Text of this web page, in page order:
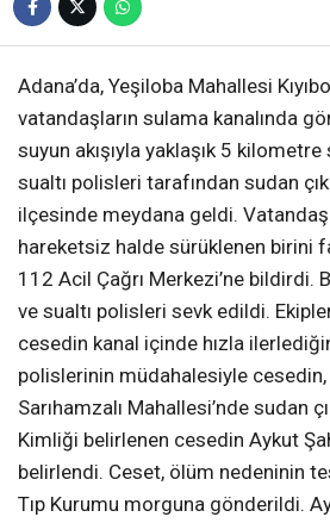
Adana’da, Yeşiloba Mahallesi
vatandaşların sulama kanalında
suyun akışıyla yaklaşık 5
sualtı polisleri tarafından sudan
ilçesinde meydana geldi.
hareketsiz halde sürüklenen birini
112 Acil Çağrı Merkezi’ne bildirdi.
ve sualtı polisleri sevk edildi.
cesedin kanal içinde hızla
polislerinin müdahalesiyle
Sarıhamzalı Mahallesi’nde sudan
Kimliği belirlenen cesedin Aykut
belirlendi. Ceset, ölüm nedeninin
Tıp Kurumu morguna gönderildi.